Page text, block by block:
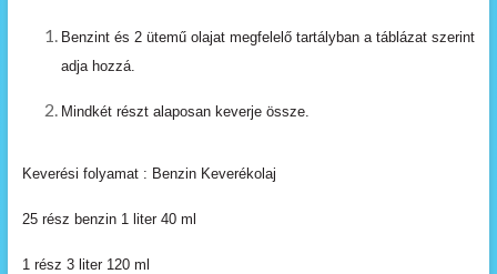
Benzint és 2ütemű olajat megfelelő tartályban a táblázat szerint
adja hozzá.
Mindkét részt alaposan keverje össze.
Keverési folyamat : Benzin Keverékolaj
25 rész benzin 1 liter 40 ml
1 rész 3 liter 120 ml